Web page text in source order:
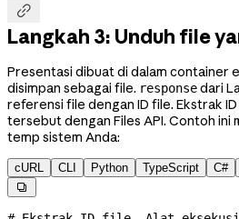

Langkah 3: Unduh file
Presentasi dibuat di dalam container
disimpan sebagai file. responsedari
referensi file dengan ID file. Ekstrak
tersebut dengan Files API. Contoh
temp sistem Anda:
cURL CLI Python TypeScript C#
